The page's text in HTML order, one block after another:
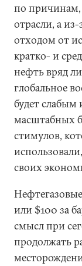
по
отрасли, а
отходом от
кратко- и
нефть вряд
глобальное
будет
масштабных
стимулов,
своих
или $100 за
смысл при
продолжать